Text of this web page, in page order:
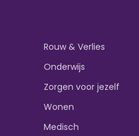
Rouw & Verlies
Onderwijs
Zorgen voor jezelf
Wonen
Medisch